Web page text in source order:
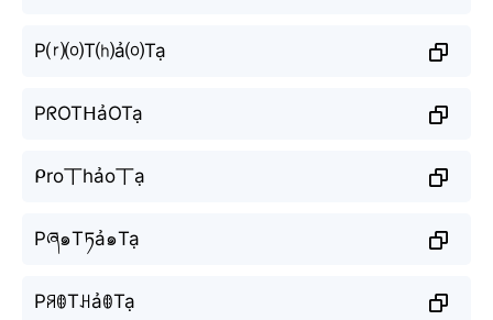
P⒭⒪T⒣ả⒪Tạ
PᖇOTᕼảOTạ
ᑭro丅hảo丅ạ
Pཞ๑Tཏả๑Tạ
PꋪꂦTꃅảꂦTạ